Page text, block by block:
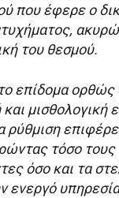
που έφερε ο
του θεσμού.
επίδομα
μισθολογική
ρύθμιση
τόσο τους
όσο και τα
ενεργό